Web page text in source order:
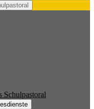
Schulpastoral